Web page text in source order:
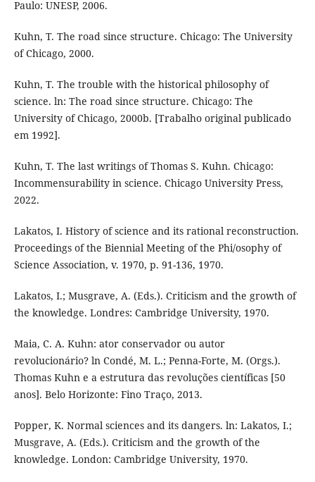
Paulo: UNESP, 2006.
Kuhn, T. The road since structure. Chicago: The University
of Chicago, 2000.
Kuhn, T. The trouble with the historical philosophy of
science. ln: The road since structure. Chicago: The
University of Chicago, 2000b. [Trabalho original publicado
em 1992].
Kuhn, T. The last writings of Thomas S. Kuhn. Chicago:
Incommensurability in science. Chicago University Press,
2022.
Lakatos, I. History of science and its rational reconstruction.
Proceedings of the Biennial Meeting of the Phi/osophy of
Science Association, v. 1970, p. 91-136, 1970.
Lakatos, I.; Musgrave, A. (Eds.). Criticism and the growth of
the knowledge. Londres: Cambridge University, 1970.
Maia, C. A. Kuhn: ator conservador ou autor
revolucionário? ln Condé, M. L.; Penna-Forte, M. (Orgs.).
Thomas Kuhn e a estrutura das revoluções científicas [50
anos]. Belo Horizonte: Fino Traço, 2013.
Popper, K. Normal sciences and its dangers. ln: Lakatos, I.;
Musgrave, A. (Eds.). Criticism and the growth of the
knowledge. London: Cambridge University, 1970.